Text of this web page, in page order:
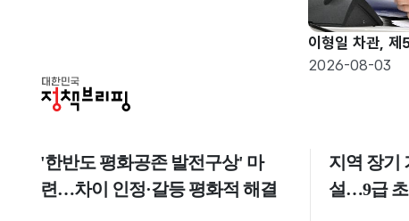
이형일 차관, 제
2026-08-03